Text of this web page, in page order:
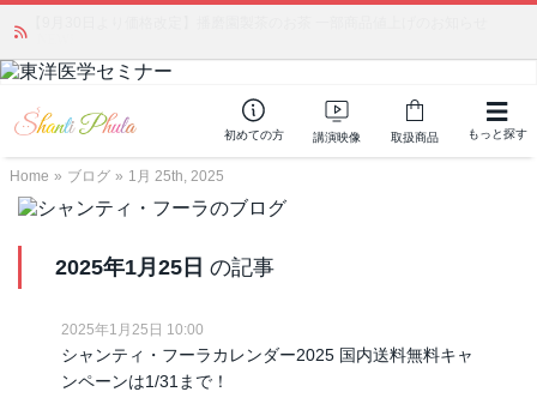
初めての方 講演映像 取扱商品 もっと探す
Home » ブログ » 1月 25th, 2025
2025年1月25日 の記事
2025年1月25日 10:00
シャンティ・フーラカレンダー2025 国内送料無料キャ
ンペーンは1/31まで！